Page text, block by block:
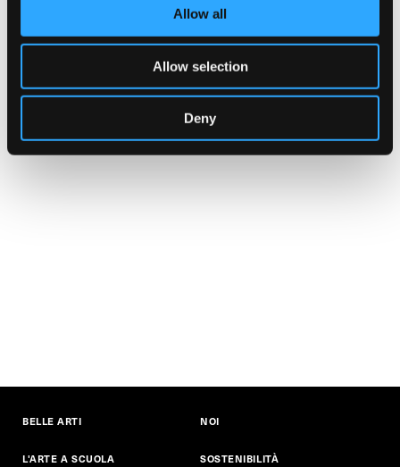
Allow all
Allow selection
Deny
Via vannucci 13, Milano
Sito Web:https://Www.illaboratorioartistico.it
BELLE ARTI
L'ARTE A SCUOLA
NOI
SOSTENIBILITÀ